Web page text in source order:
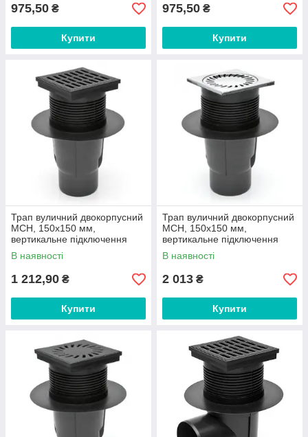
975,50 ₴
Купити
975,50 ₴
Купити
Трап вуличний двокорпусний
МСН, 150х150 мм,
вертикальне підключення
D110, сухий сифон, пластик
В наявності
1 212,90 ₴
Купити
Трап вуличний двокорпусний
МСН, 150х150 мм,
вертикальне підключення
D110, сухий сифон арт. 827
S-N
В наявності
2 013 ₴
Купити